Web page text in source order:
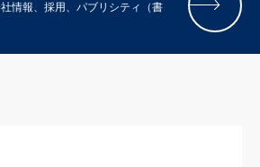
情報、採用、パブリシティ（書